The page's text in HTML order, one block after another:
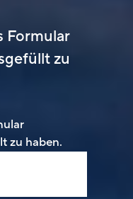
zu haben.
Formular
zu